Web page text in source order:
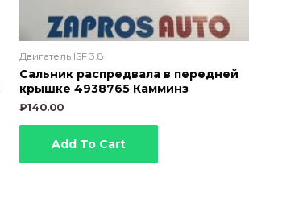
Двигатель ISF 3.8
Сальник распредвала в передней
крышке 4938765 Камминз
₽140.00
Add To Cart